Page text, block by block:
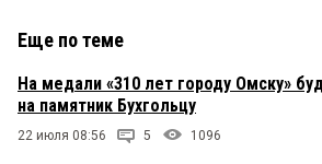
Еще по теме
На медали «310 лет городу Омску»
на памятник Бухгольцу
22 июля 08:56 5 1096